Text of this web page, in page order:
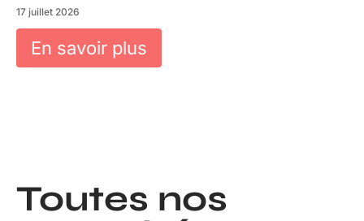
17 juillet 2026
En savoir plus
Toutes nos